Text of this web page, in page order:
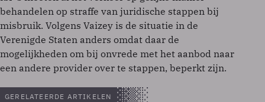
behandelen op straffe van juridische stappen bij
misbruik. Volgens Vaizey is de situatie in de
Verenigde Staten anders omdat daar de
mogelijkheden om bij onvrede met het aanbod naar
een andere provider over te stappen, beperkt zijn.
GERELATEERDE ARTIKELEN